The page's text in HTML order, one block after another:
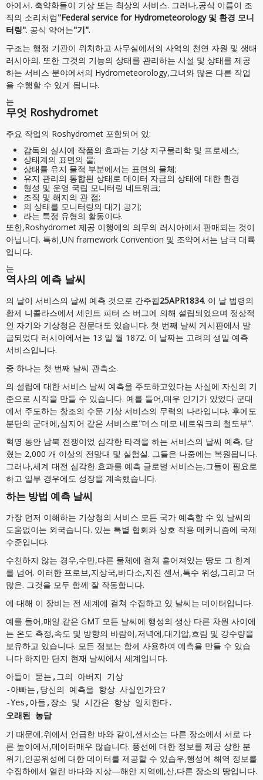
아에서. 축약화들이 기상 또는 최상의 서비스. 그러나,공식 이름이 조
직의 소리처럼"Federal service for Hydrometeorology 및 환경 모니
터링". 공식 약어는"기".
구조는 행정 기관이 위치하고 사무실에서의 사역의 천연 자원 및 생태
러시아의. 또한 그것의 기능의 상태를 관리하는 시설 및 상태를 제공
하는 서비스 분야에서의 Hydrometeorology,그녀와 많은 다른 작업
을 수행할 수 있게 됩니다.
는
무엇 Roshydromet
주요 작업의 Roshydromet 포함되어 있:
감독의 실시에 작품의 효과는 기상 지구물리학 및 프로세스;
상태계의 표면의 물;
상태를 유지 물적 부분에서는 표면의 물체;
유지 관리의 통합된 상태로 데이터 자금의 상태에 대한 환경
형성 및 운영 국립 모니터링 네트워크;
조직 및 해지의 관 점;
의 상태를 모니터링의 대기 공기;
라는 특정 유형의 활동이다.
또한,Roshydromet 제공 이행에의 의무의 러시아에서 판매되는 것이
아닙니다. 특히,UN framework Convention 및 조약에서는 남극 대륙
입니다.
는
역사의 예측 날씨
의 날이 서비스의 날씨 예측 것으로 간주됩25APR1834. 이 날 법령의
황제 니콜라스에서 세인트 피터 스 버그에 의해 설립되었으며 정상적
인 자기와 기상청은 천문대도 있습니다. 첫 번째 날씨 게시판에서 발
급되었다 러시아에서는 13 일 월 1872. 이 날짜는 고려의 생일 예측
서비스입니다.
중 하나는 첫 번째 날씨 관측소.
의 설립에 대한 서비스 날씨 예측을 주도하고있다는 사실에 자신의 기
준으로 시작을 만들 수 있습니다. 예를 들어,매우 인기가 있었다 군대
에서 주도하는 창조의 수문 기상 서비스의 무력의 나라입니다. 후에도
분단의 군대에,심지어 같은 서비스로"데스 데모 네트워크의 철도부".
혁명 동안 남북 전쟁이었 심각한 타격을 하는 서비스의 날씨 예측. 닫
혔는 2,000 개 이상의 전망대 및 실험실. 그들은 나중에는 복원됩니다.
그러나,세계 대전 심각한 효과를 예측 글로벌 서비스는,그들이 필요로
하고 일부 경우에도 성장을 계속했습니다.
하는 방법 예측 날씨
가장 먼저 이해하는 기상청의 서비스 모든 국가 예측할 수 있 날씨의
도움없이는 외국습니다. 있는 특별 협회와 상호 작용 메커니즘에 국제
수준입니다.
수천하지 않는 경우,수만,다른 물체에 걸쳐 흩어져있는 땅도 그 한계
를 넘어. 이러한 프로브,지상국,바다소,지진 센서,특수 위성,그리고 더
많은. 그것을 모두 함께 잘 작동합니다.
에 대해 이 장비는 전 세계에 걸쳐 수집하고 있 날씨는 데이터입니다.
예를 들어,매일 같은 GMT 모든 날씨에 행성의 생산 다른 차원 사이에
는 온도 측정,속도 및 방향의 바람이,저녁에,대기압,흐림 및 강수량을
보유하고 있습니다. 모든 정보는 함께 사용하여 예측을 만들 수 있습
니다 하지만 단지 현재 날씨에서 세계입니다.
아들이 묻는,그의 아버지 기상
-아빠는,당신의 예측을 항상 사실인가요?
-Yes,아들,장소 및 시간은 항상 일치한다.
오래된 농담
기 때문에,위에서 언급한 바와 같이,센서소는 다른 장소에서 서로 다
른 높이에서,데이터매우 많습니다. 풍선에 대한 정보를 제공 상한 분
위기,인공위성에 대한 데이터를 제공할 수 있습우,행성에 해역 정보를
수집하에서 열린 바다와 지상—해안 지역에,산,다른 장소의 땅입니다.